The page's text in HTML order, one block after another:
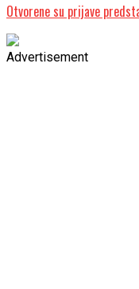
Otvorene su prijave
Advertisement